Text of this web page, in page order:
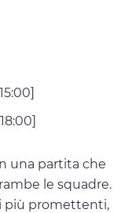
una partita che
le squadre.
più promettenti,